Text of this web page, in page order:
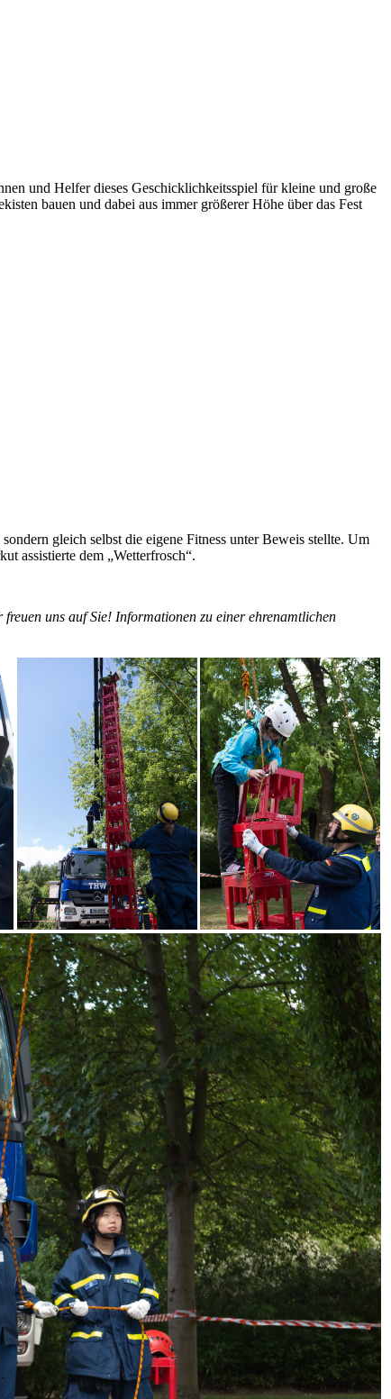
und Helfer dieses Geschicklichkeitsspiel für kleine und große
bauen und dabei aus immer größerer Höhe über das Fest
gleich selbst die eigene Fitness unter Beweis stellte. Um
assistierte dem „Wetterfrosch“.
uns auf Sie! Informationen zu einer ehrenamtlichen